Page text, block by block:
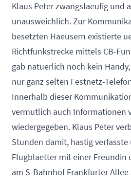
Klaus Peter zwangslaeufig und
unausweichlich. Zur
besetzten Haeusern existierte
Richtfunkstrecke mittels CB-
gab natuerlich noch kein
nur ganz selten Festnetz-
Innerhalb dieser
vermutlich auch Informationen
wiedergegeben. Klaus Peter
Stunden damit, hastig
Flugblaetter mit einer Freundin
am S-Bahnhof Frankfurter